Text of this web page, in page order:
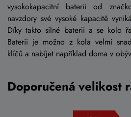
vysokokapacitní baterii od
navzdory své vysoké kapacitě
Díky takto silné baterii a se kolo
Baterii je možno z kola velmi
klíčů a nabíjet například doma v
Doporučená velikost